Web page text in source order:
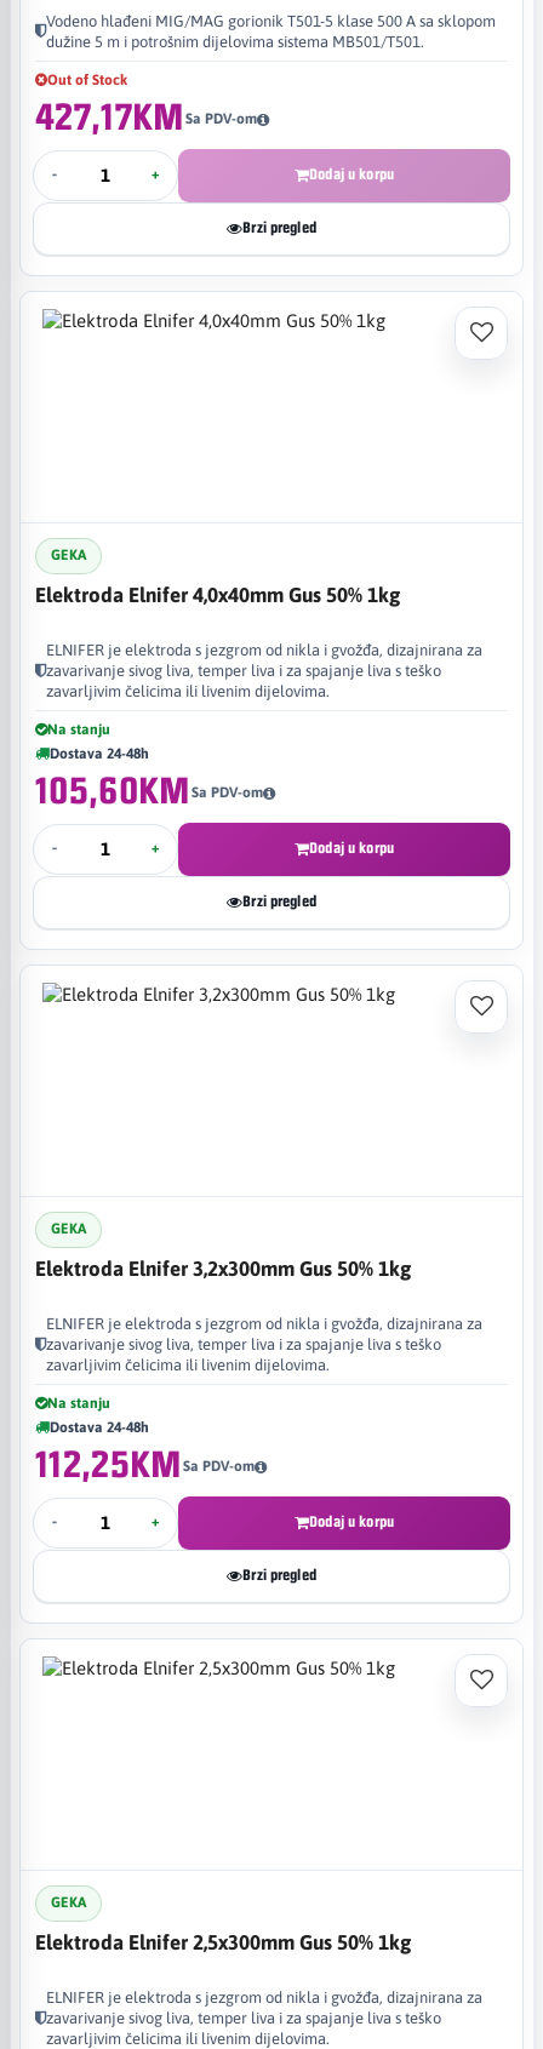
Vodeno hlađeni MIG/MAG gorionik T501-5 klase 500 A sa sklopom
dužine 5 m i potrošnim dijelovima sistema MB501/T501.
Out of Stock
427,17KM Sa PDV-om
- + Dodaj u korpu
Brzi pregled
GEKA
Elektroda Elnifer 4,0x40mm Gus 50% 1kg
ELNIFER je elektroda s jezgrom od nikla i gvožđa, dizajnirana za
zavarivanje sivog liva, temper liva i za spajanje liva s teško
zavarljivim čelicima ili livenim dijelovima. ​
Na stanju
Dostava 24-48h
105,60KM Sa PDV-om
- + Dodaj u korpu
Brzi pregled
GEKA
Elektroda Elnifer 3,2x300mm Gus 50% 1kg
ELNIFER je elektroda s jezgrom od nikla i gvožđa, dizajnirana za
zavarivanje sivog liva, temper liva i za spajanje liva s teško
zavarljivim čelicima ili livenim dijelovima. ​
Na stanju
Dostava 24-48h
112,25KM Sa PDV-om
- + Dodaj u korpu
Brzi pregled
GEKA
Elektroda Elnifer 2,5x300mm Gus 50% 1kg
ELNIFER je elektroda s jezgrom od nikla i gvožđa, dizajnirana za
zavarivanje sivog liva, temper liva i za spajanje liva s teško
zavarljivim čelicima ili livenim dijelovima. ​